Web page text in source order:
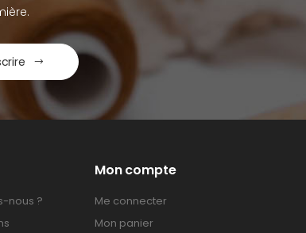
nous ?
Mon compte
Me connecter
Mon panier